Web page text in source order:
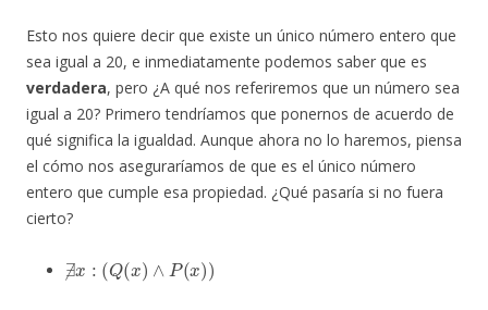
Esto nos quiere decir que existe un único número entero que
sea igual a 20, e inmediatamente podemos saber que es
verdadera, pero ¿A qué nos referiremos que un número sea
igual a 20? Primero tendríamos que ponernos de acuerdo de
qué significa la igualdad. Aunque ahora no lo haremos, piensa
el cómo nos aseguraríamos de que es el único número
entero que cumple esa propiedad. ¿Qué pasaría si no fuera
cierto?
∄ Q (x ) ∧ ))